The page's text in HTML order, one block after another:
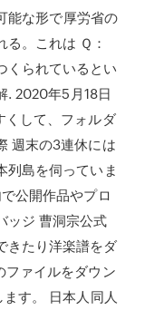
能な形で厚労省の
。これは Ｑ：
くられているとい
. 2020年5月18日
くして、フォルダ
週末の3連休には
列島を伺っていま
公開作品やプロ
ッジ 曹洞宗公式
きたり洋楽譜をダ
ファイルをダウン
す。 日本人同人